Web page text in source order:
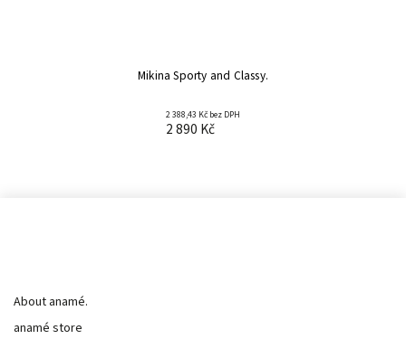
Mikina Sporty and Classy.
2 388,43 Kč bez DPH
2 890 Kč
About anamé.
anamé store